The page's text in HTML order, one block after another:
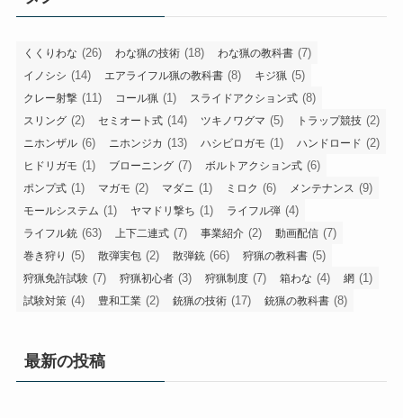
くくりわな (26) わな猟の技術 (18) わな猟の教科書 (7)
イノシシ (14) エアライフル猟の教科書 (8) キジ猟 (5)
クレー射撃 (11) コール猟 (1) スライドアクション式 (8)
スリング (2) セミオート式 (14) ツキノワグマ (5) トラップ競技 (2)
ニホンザル (6) ニホンジカ (13) ハシビロガモ (1) ハンドロード (2)
ヒドリガモ (1) ブローニング (7) ボルトアクション式 (6)
ポンプ式 (1) マガモ (2) マダニ (1) ミロク (6) メンテナンス (9)
モールシステム (1) ヤマドリ撃ち (1) ライフル弾 (4)
ライフル銃 (63) 上下二連式 (7) 事業紹介 (2) 動画配信 (7)
巻き狩り (5) 散弾実包 (2) 散弾銃 (66) 狩猟の教科書 (5)
狩猟免許試験 (7) 狩猟初心者 (3) 狩猟制度 (7) 箱わな (4) 網 (1)
試験対策 (4) 豊和工業 (2) 銃猟の技術 (17) 銃猟の教科書 (8)
最新の投稿